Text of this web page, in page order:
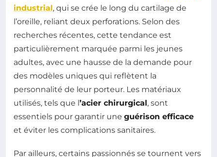
industrial, qui se crée le long du cartilage de
l’oreille, reliant deux perforations. Selon des
recherches récentes, cette tendance est
particulièrement marquée parmi les jeunes
adultes, avec une hausse de la demande pour
des modèles uniques qui reflètent la
personnalité de leur porteur. Les matériaux
utilisés, tels que l ’acier chirurgical, sont
essentiels pour garantir une guérison efficace
et éviter les complications sanitaires.
Par ailleurs, certains passionnés se tournent vers